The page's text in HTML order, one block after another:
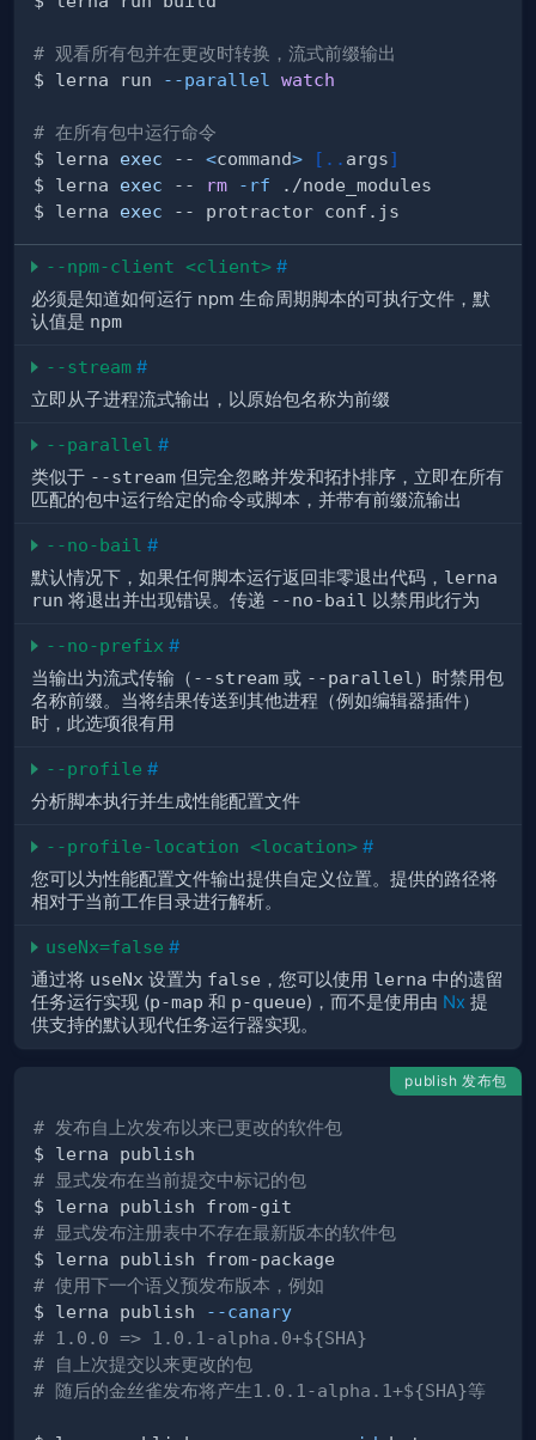
# 观看所有包并在更改时转换，流式前缀输出
$ lerna run
--parallel watch
# 在所有包中运行命令
$ lerna exec -- <command> [ .. args]
$ lerna exec -- rm -rf
$ lerna exec
--npm-client <client> #
必须是知道如何运行 npm 生命周期脚本的可执行文件，默
认值是 npm
--stream #
立即从子进程流式输出，以原始包名称为前缀
--parallel #
类似于 --stream 但完全忽略并发和拓扑排序，立即在所有
匹配的包中运行给定的命令或脚本，并带有前缀流输出
--no-bail #
默认情况下，如果任何脚本运行返回非零退出代码， lerna
run 将退出并出现错误。传递 --no-bail 以禁用此行为
--no-prefix #
当输出为流式传输（ --stream 或 --parallel ）时禁用包
名称前缀。当将结果传送到其他进程（例如编辑器插件）
时，此选项很有用
--profile #
分析脚本执行并生成性能配置文件
--profile-location <location> #
您可以为性能配置文件输出提供自定义位置。提供的路径将
相对于当前工作目录进行解析。
useNx=false #
通过将 useNx 设置为 false ，您可以使用 lerna 中的遗留
任务运行实现 (p-map 和 p-queue)，而不是使用由 Nx 提
供支持的默认现代任务运行器实现。
publish 发布包
# 发布自上次发布以来已更改的软件包
# 显式发布在当前提交中标记的包
# 显式发布注册表中不存在最新版本的软件包
# 使用下一个语义预发布版本，例如
$ lerna publish
--canary
# 1.0.0 => 1.0.1-alpha.0+${SHA}
# 自上次提交以来更改的包
# 随后的金丝雀发布将产生1.0.1-alpha.1+${SHA}等